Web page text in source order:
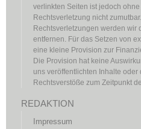
verlinkten Seiten ist jedoch
Rechtsverletzung nicht
Rechtsverletzungen werden wir
entfernen. Für das Setzen von
eine kleine Provision zur
Die Provision hat keine
uns veröffentlichten Inhalte
Rechtsverstöße zum Zeitpunkt
REDAKTION
Impressum